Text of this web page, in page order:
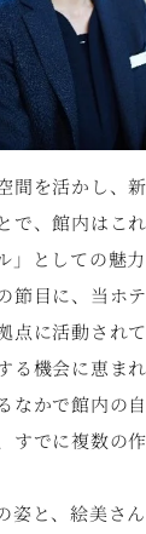
間を活かし、
で、館内はこ
」としての魅力
節目に、当ホ
点に活動され
る機会に恵ま
なかで館内の
すでに複数の
姿と、絵美さ